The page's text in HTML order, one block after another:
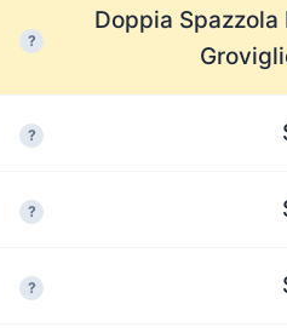
?
Doppia
?
?
?